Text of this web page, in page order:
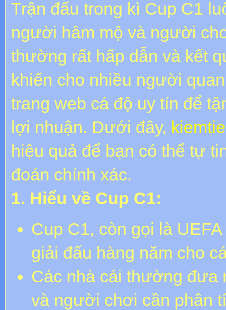
Trận đấu trong kì Cup C1
người hâm mộ và người
thường rất hấp dẫn và kết
khiến cho nhiều người
trang web cá độ uy tín để
lợi nhuận. Dưới đây,
hiệu quả để bạn có thể tự
đoán chính xác.
1. Hiểu về Cup C1:
Cup C1, còn gọi là
giải đấu hàng năm cho
Các nhà cái thường đưa
và người chơi cần phân